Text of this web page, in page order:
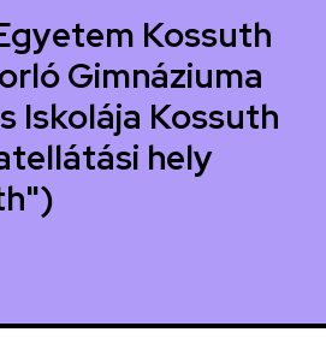
Kossuth
Gimnáziuma
Iskolája Kossuth
hely